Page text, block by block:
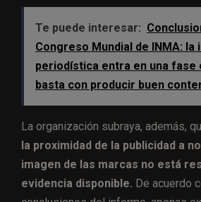
Te puede interesar:
Congreso Mundial de INMA: la
periodística entra en una fase
basta con producir buen
La organización subraya, además,
la proximidad de la publicidad a
imagen de las marcas no está
evidencia disponible. De acuerdo